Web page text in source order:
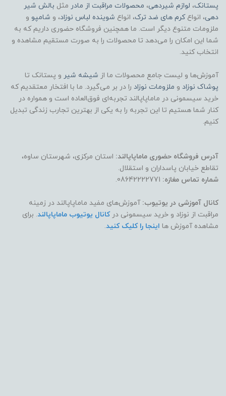
پستانک، لوازم شیردهی، محصولات مراقبت از مادر مثل بالش شیر
دهی، انواعکرم های ضد ترک، انواع شوینده لباس نوزاد، و شامپو و
ملزومات متنوع دیگر است. ما همچنین فروشگاه حضوری داریم که به
شما این امکان را می‌دهد تا محصولات را به صورت مستقیم مشاهده و
انتخاب کنید.
آموزش‌ها و لیست جامع محصولات ما از شیشه شیر و پستانک تا
پوشاک نوزاد و ملزومات نوزاد را در بر می‌گیرد. ما با افتخار معتقدیم که
خرید سیسمونی در ماماپاپالند تجربه‌ای فوق‌العاده است و همواره در
کنار شما هستیم تا این تجربه را به یکی از بهترین تجارب زندگی تبدیل
کنیم.
آدرس فروشگاه حضوری ماماپاپالند: استان مرکزی، شهرستان ساوه،
تقاطع خیابان پاسداران و استقلال.
شماره تماس مغازه:
کانال آموزشی در یوتیوب: آموزش‌های مفید ماماپاپالند در زمینه
مراقبت از نوزاد و خرید سیسمونی درکانال یوتیوب ماماپاپالند. برای
مشاهده آموزش ها اینجا را کلیک کنید.